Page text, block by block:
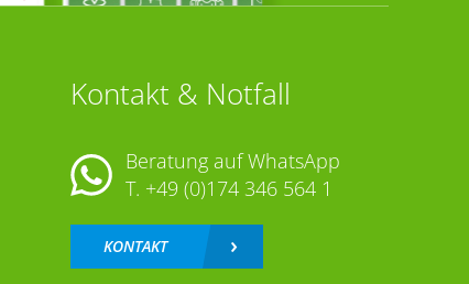
Kontakt & Notfall
Beratung auf WhatsApp
T. +49 (0)174 346 564 1
KONTAKT